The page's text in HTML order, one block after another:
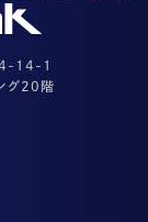
はまらない案件等
4-14-1
グ20階